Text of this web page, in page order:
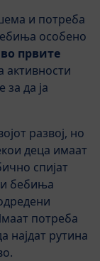
и потреба
особено
првите
активности
да ја
развој, но
деца имаат
спијат
бебиња
потреба
најдат рутина